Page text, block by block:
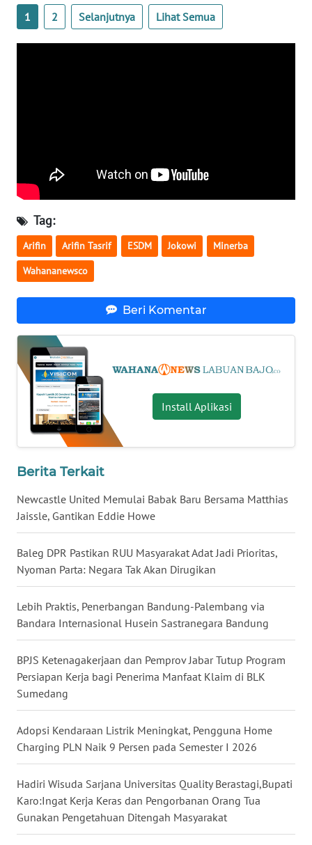
1 2 Selanjutnya Lihat Semua
Tag:
Arifin Arifin Tasrif ESDM Jokowi Minerba
Wahananewsco
Beri Komentar
Install Aplikasi
Berita Terkait
Newcastle United Memulai Babak Baru Bersama Matthias
Jaissle, Gantikan Eddie Howe
Baleg DPR Pastikan RUU Masyarakat Adat Jadi Prioritas,
Nyoman Parta: Negara Tak Akan Dirugikan
Lebih Praktis, Penerbangan Bandung-Palembang via
Bandara Internasional Husein Sastranegara Bandung
BPJS Ketenagakerjaan dan Pemprov Jabar Tutup Program
Persiapan Kerja bagi Penerima Manfaat Klaim di BLK
Sumedang
Adopsi Kendaraan Listrik Meningkat, Pengguna Home
Charging PLN Naik 9 Persen pada Semester I 2026
Hadiri Wisuda Sarjana Universitas Quality Berastagi,Bupati
Karo:Ingat Kerja Keras dan Pengorbanan Orang Tua
Gunakan Pengetahuan Ditengah Masyarakat
BABEL
BENGKULU
LAMPUNG
WN
JATENG
NUSANTARA
WN
JOGJA
WN
JATIM
WN
BALI
WN
WN
WN
KALSEL
KALTIM
SULSEL
WN
GORONTALO